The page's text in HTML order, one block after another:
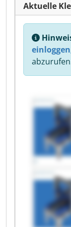
Aktuelle